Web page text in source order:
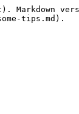
tips.md).